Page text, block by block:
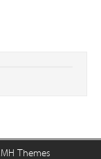
MH Themes